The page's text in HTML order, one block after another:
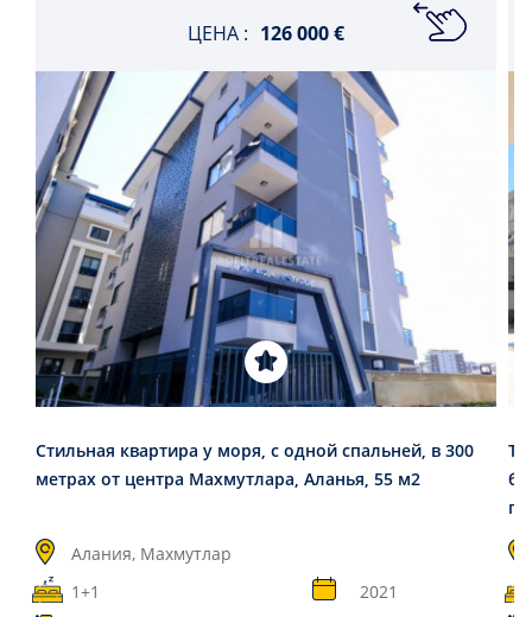
ЦЕНА : 126 000 €
Стильная квартира у моря, с одной спальней, в 300
метрах от центра Махмутлара, Аланья, 55 м2
Алания, Махмутлар
1+1
2021